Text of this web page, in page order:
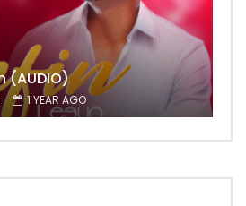
(AUDIO)
1 YEAR AGO